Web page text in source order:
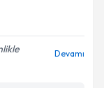
Aydınlatma
belirtilen
Devamı